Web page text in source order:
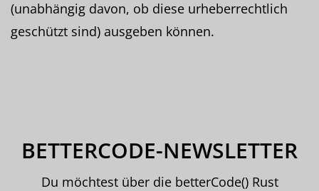
(unabhängig davon, ob diese urheberrechtlich
geschützt sind) ausgeben können.
BETTERCODE-NEWSLETTER
Du möchtest über die betterCode() Rust